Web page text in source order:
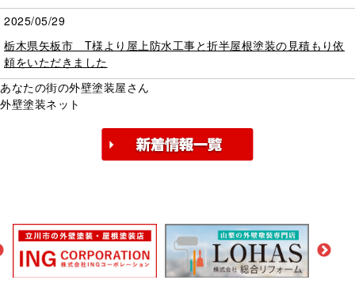
2025/05/29
栃木県矢板市 T様より屋上防水工事と折半屋根塗装の見積もり依
頼をいただきました
あなたの街の外壁塗装屋さん
外壁塗装ネット